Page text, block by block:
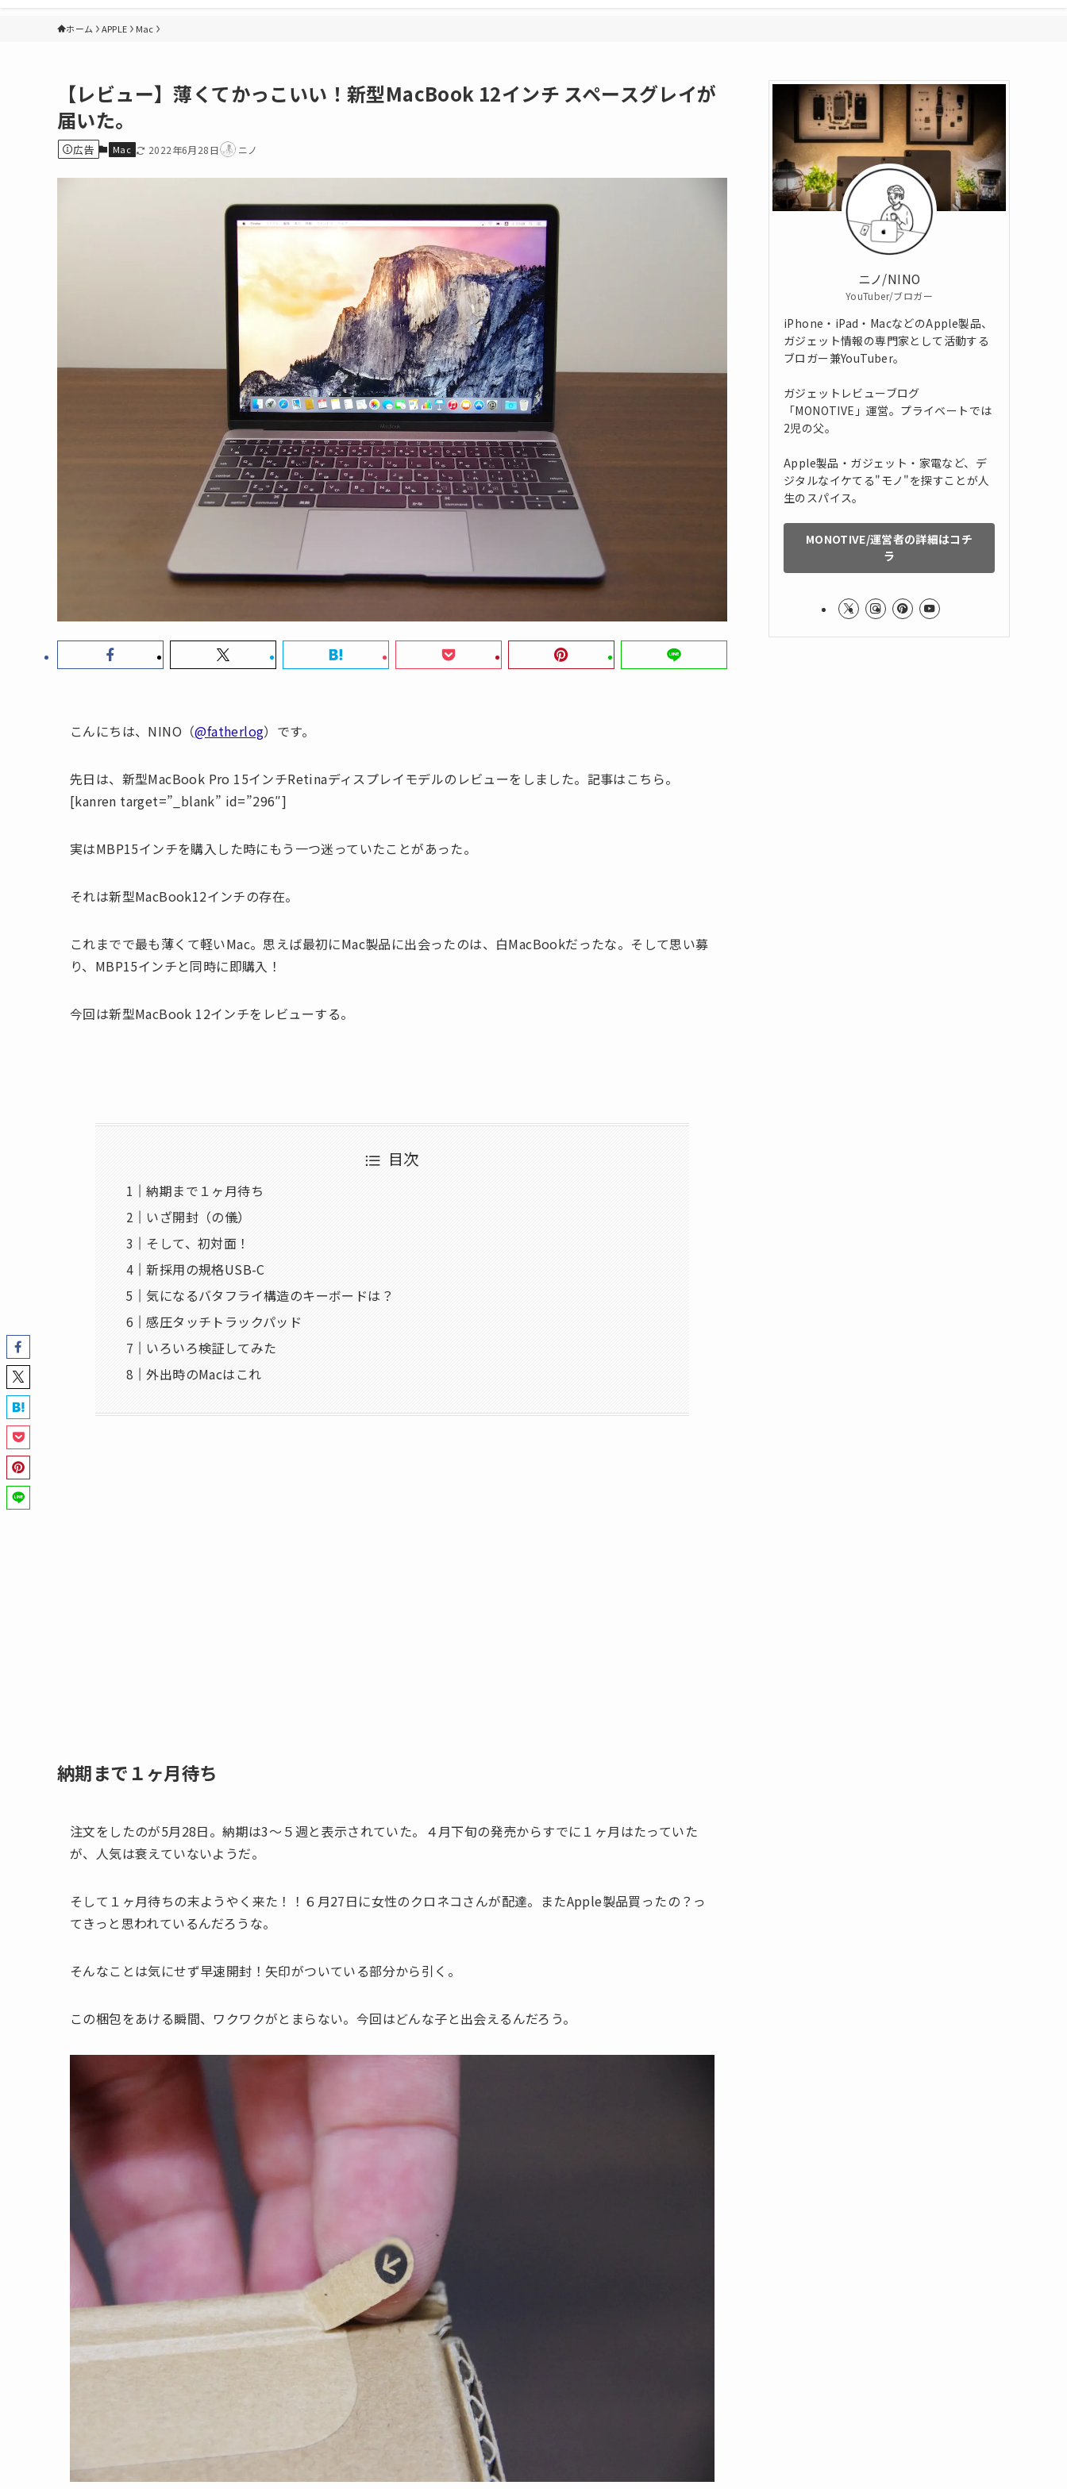
ホーム APPLE Mac
【レビュー】薄くてかっこいい！新型MacBook 12インチ スペースグレイが
届いた。
広告 Mac 2022年6月28日 ニノ
こんにちは、NINO（@fatherlog）です。
先日は、新型MacBook Pro 15インチRetinaディスプレイモデルのレビューをしました。記事はこちら。
[kanren target=”_blank” id=”296″]
実はMBP15インチを購入した時にもう一つ迷っていたことがあった。
それは新型MacBook12インチの存在。
これまでで最も薄くて軽いMac。思えば最初にMac製品に出会ったのは、白MacBookだったな。そして思い募
り、MBP15インチと同時に即購入！
今回は新型MacBook 12インチをレビューする。
目次
納期まで１ヶ月待ち
いざ開封（の儀）
そして、初対面！
新採用の規格USB-C
気になるバタフライ構造のキーボードは？
感圧タッチトラックパッド
いろいろ検証してみた
外出時のMacはこれ
納期まで１ヶ月待ち
注文をしたのが5月28日。納期は3〜５週と表示されていた。４月下旬の発売からすでに１ヶ月はたっていた
が、人気は衰えていないようだ。
そして１ヶ月待ちの末ようやく来た！！６月27日に女性のクロネコさんが配達。またApple製品買ったの？っ
てきっと思われているんだろうな。
そんなことは気にせず早速開封！矢印がついている部分から引く。
この梱包をあける瞬間、ワクワクがとまらない。今回はどんな子と出会えるんだろう。
ニノ/NINO
YouTuber/ブロガー
iPhone・iPad・MacなどのApple製品、
ガジェット情報の専門家として活動する
ブロガー兼YouTuber。
ガジェットレビューブログ
「MONOTIVE」運営。プライベートでは
2児の父。
Apple製品・ガジェット・家電など、デ
ジタルなイケてる"モノ"を探すことが人
生のスパイス。
MONOTIVE/運営者の詳細はコチ
ラ